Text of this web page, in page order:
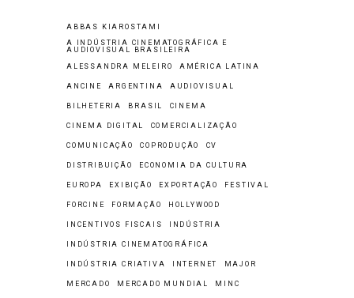
ABBAS KIAROSTAMI
A INDÚSTRIA CINEMATOGRÁFICA E
AUDIOVISUAL BRASILEIRA
ALESSANDRA MELEIRO AMÉRICA LATINA
ANCINE ARGENTINA AUDIOVISUAL
BILHETERIA BRASIL CINEMA
CINEMA DIGITAL COMERCIALIZAÇÃO
COMUNICAÇÃO COPRODUÇÃO CV
DISTRIBUIÇÃO ECONOMIA DA CULTURA
EUROPA EXIBIÇÃO EXPORTAÇÃO FESTIVAL
FORCINE FORMAÇÃO HOLLYWOOD
INCENTIVOS FISCAIS INDÚSTRIA
INDÚSTRIA CINEMATOGRÁFICA
INDÚSTRIA CRIATIVA INTERNET MAJOR
MERCADO MERCADO MUNDIAL MINC